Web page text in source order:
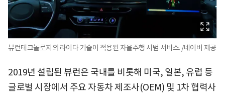
뷰런테크놀로지의 라이다 기술이 적용된 자율주행 시범 서비스. /네이버 제공
2019년 설립된 뷰런은 국내를 비롯해 미국, 일본, 유럽 등
글로벌 시장에서 주요 자동차 제조사(OEM) 및 1차 협력사